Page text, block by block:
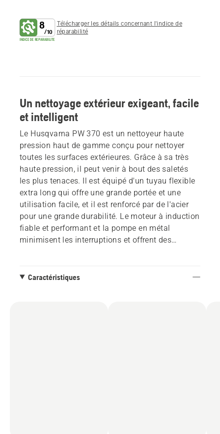
8
/10
INDICE DE REPARABILITE
Télécharger les détails concernant l'indice de
réparabilité
Un nettoyage extérieur exigeant, facile
et intelligent
Le Husqvarna PW 370 est un nettoyeur haute
pression haut de gamme conçu pour nettoyer
toutes les surfaces extérieures. Grâce à sa très
haute pression, il peut venir à bout des saletés
les plus tenaces. Il est équipé d'un tuyau flexible
extra long qui offre une grande portée et une
utilisation facile, et il est renforcé par de l'acier
pour une grande durabilité. Le moteur à induction
fiable et performant et la pompe en métal
minimisent les interruptions et offrent des
au courant des indications d'erreur, des données
Caractéristiques